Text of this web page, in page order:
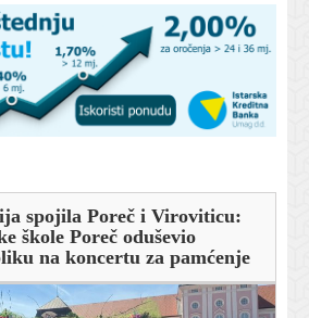
spojila Poreč i Viroviticu:
škole Poreč oduševio
na koncertu za pamćenje